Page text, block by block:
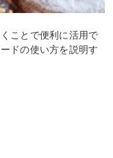
ことで便利に活用で
ドの使い方を説明す